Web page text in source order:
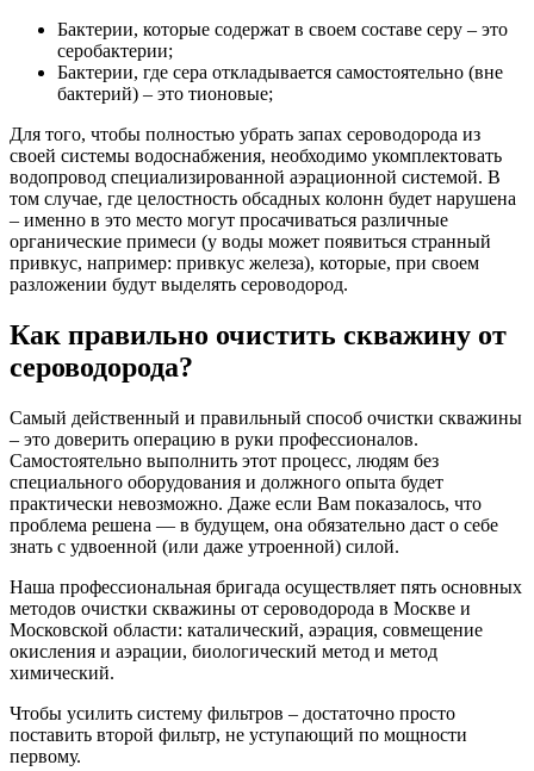
Бактерии, которые содержат в своем составе серу – это
серобактерии;
Бактерии, где сера откладывается самостоятельно (вне
бактерий) – это тионовые;
Для того, чтобы полностью убрать запах сероводорода из
своей системы водоснабжения, необходимо укомплектовать
водопровод специализированной аэрационной системой. В
том случае, где целостность обсадных колонн будет нарушена
– именно в это место могут просачиваться различные
органические примеси (у воды может появиться странный
привкус, например: привкус железа), которые, при своем
разложении будут выделять сероводород.
Как правильно очистить скважину от
сероводорода?
Самый действенный и правильный способ очистки скважины
– это доверить операцию в руки профессионалов.
Самостоятельно выполнить этот процесс, людям без
специального оборудования и должного опыта будет
практически невозможно. Даже если Вам показалось, что
проблема решена — в будущем, она обязательно даст о себе
знать с удвоенной (или даже утроенной) силой.
Наша профессиональная бригада осуществляет пять основных
методов очистки скважины от сероводорода в Москве и
Московской области: каталический, аэрация, совмещение
окисления и аэрации, биологический метод и метод
химический.
Чтобы усилить систему фильтров – достаточно просто
поставить второй фильтр, не уступающий по мощности
первому.